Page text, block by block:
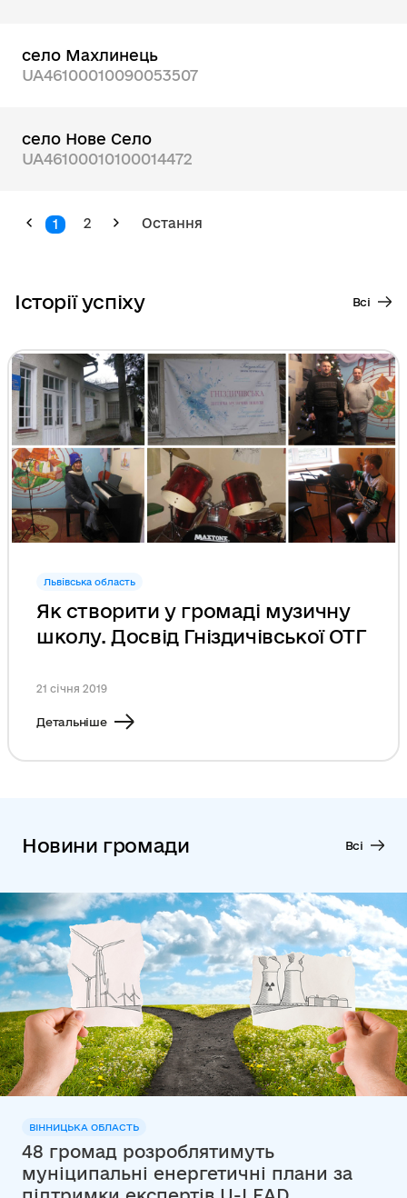
село Махлинець
UA46100010090053507
село Нове Село
UA46100010100014472
1 2 Остання
Історії успіху Всі
Львівська область
Як створити у громаді музичну
школу. Досвід Гніздичівської ОТГ
21 січня 2019
Детальніше
Новини громади Всі
ВІННИЦЬКА ОБЛАСТЬ
48 громад розроблятимуть
муніципальні енергетичні плани за